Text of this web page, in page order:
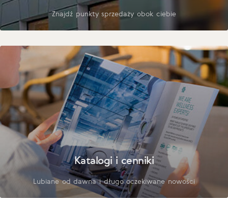
Znajdź punkty sprzedaży obok ciebie
Katalogi i cenniki
Lubiane od dawna i długo oczekiwane nowości